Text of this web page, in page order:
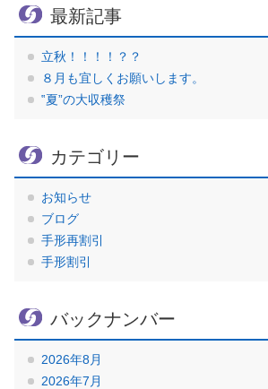
最新記事
立秋！！！！？？
８月も宜しくお願いします。
‟夏”の大収穫祭
カテゴリー
お知らせ
ブログ
手形再割引
手形割引
バックナンバー
2026年8月
2026年7月